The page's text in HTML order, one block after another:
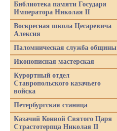
Библиотека памяти Государя
Императора Николая II
Воскресная школа Цесаревича
Алексия
Паломническая служба общины
Иконописная мастерская
Курортный отдел
Ставропольского казачьего
войска
Петербургская станица
Казачий Конвой Святого Царя
Страстотерпца Николая II